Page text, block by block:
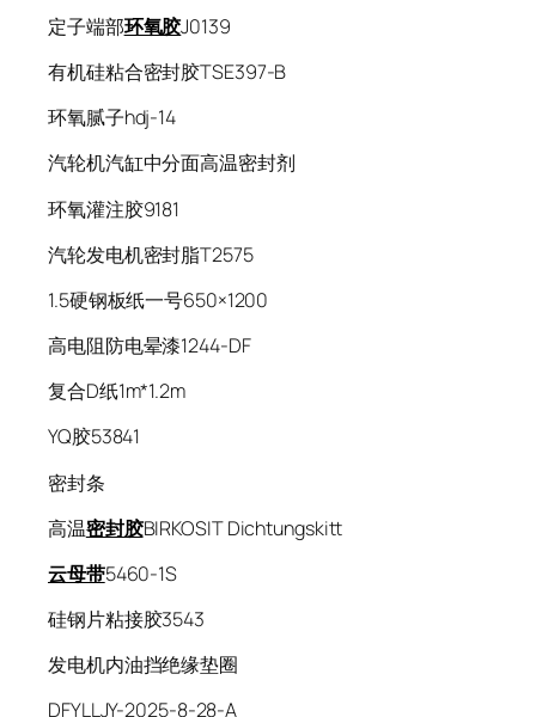
定子端部环氧胶J0139
有机硅粘合密封胶TSE397-B
环氧腻子hdj-14
汽轮机汽缸中分面高温密封剂
环氧灌注胶9181
汽轮发电机密封脂T2575
1.5硬钢板纸一号650×1200
高电阻防电晕漆1244-DF
复合D纸1m*1.2m
YQ胶53841
密封条
高温密封胶BIRKOSIT Dichtungskitt
云母带5460-1S
硅钢片粘接胶3543
发电机内油挡绝缘垫圈
DFYLLJY-2025-8-28-A